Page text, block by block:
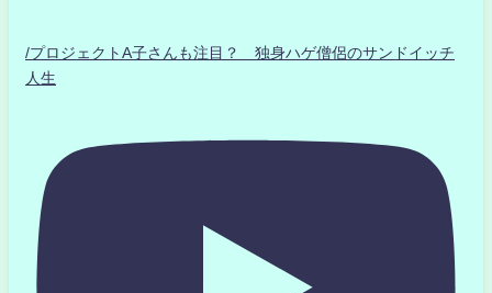
/プロジェクトA子さんも注目？ 独身ハゲ僧侶のサンドイッチ
人生